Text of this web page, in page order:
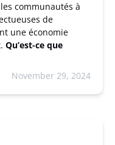
communautés à
de
une économie
Qu’est-ce que
November 29, 2024